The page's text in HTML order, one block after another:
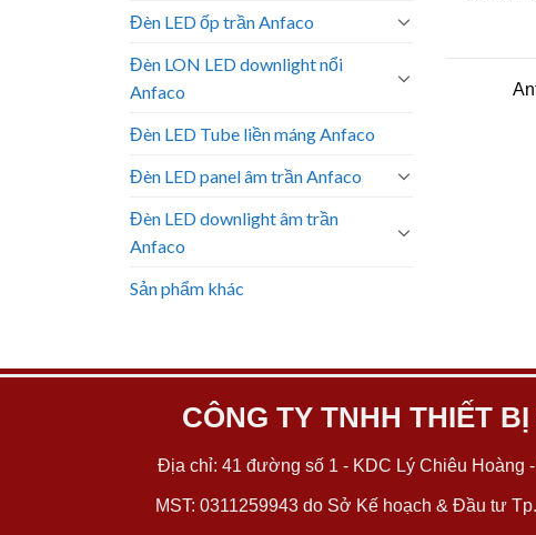
Đèn LED ốp trần Anfaco
Đèn LON LED downlight nổi
Anfaco
Đèn LED Tube liền máng Anfaco
Đèn LED panel âm trần Anfaco
Đèn LED downlight âm trần
Anfaco
Sản phẩm khác
CÔNG TY TNHH THIẾT
Địa chỉ: 41 đường số 1 - KDC Lý Chiêu Hoàng -
MST: 0311259943 do Sở Kế hoạch & Đầu tư